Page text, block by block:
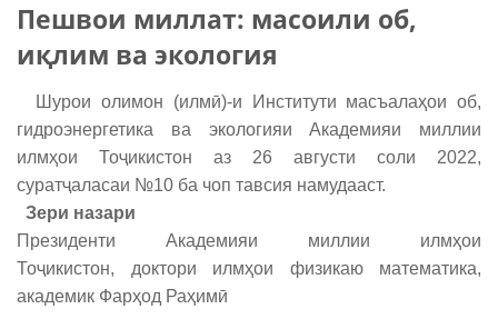
Пешвои миллат: масоили об,
иқлим ва экология
Шурои олимон (илмӣ)-и Институти масъалаҳои об,
гидроэнергетика ва экологияи Академияи миллии
илмҳои Тоҷикистон аз 26 августи соли 2022,
суратҷаласаи №10 ба чоп тавсия намудааст.
Зери назари
Президенти Академияи миллии илмҳои
Тоҷикистон, доктори илмҳои физикаю математика,
академик Фарҳод Раҳимӣ